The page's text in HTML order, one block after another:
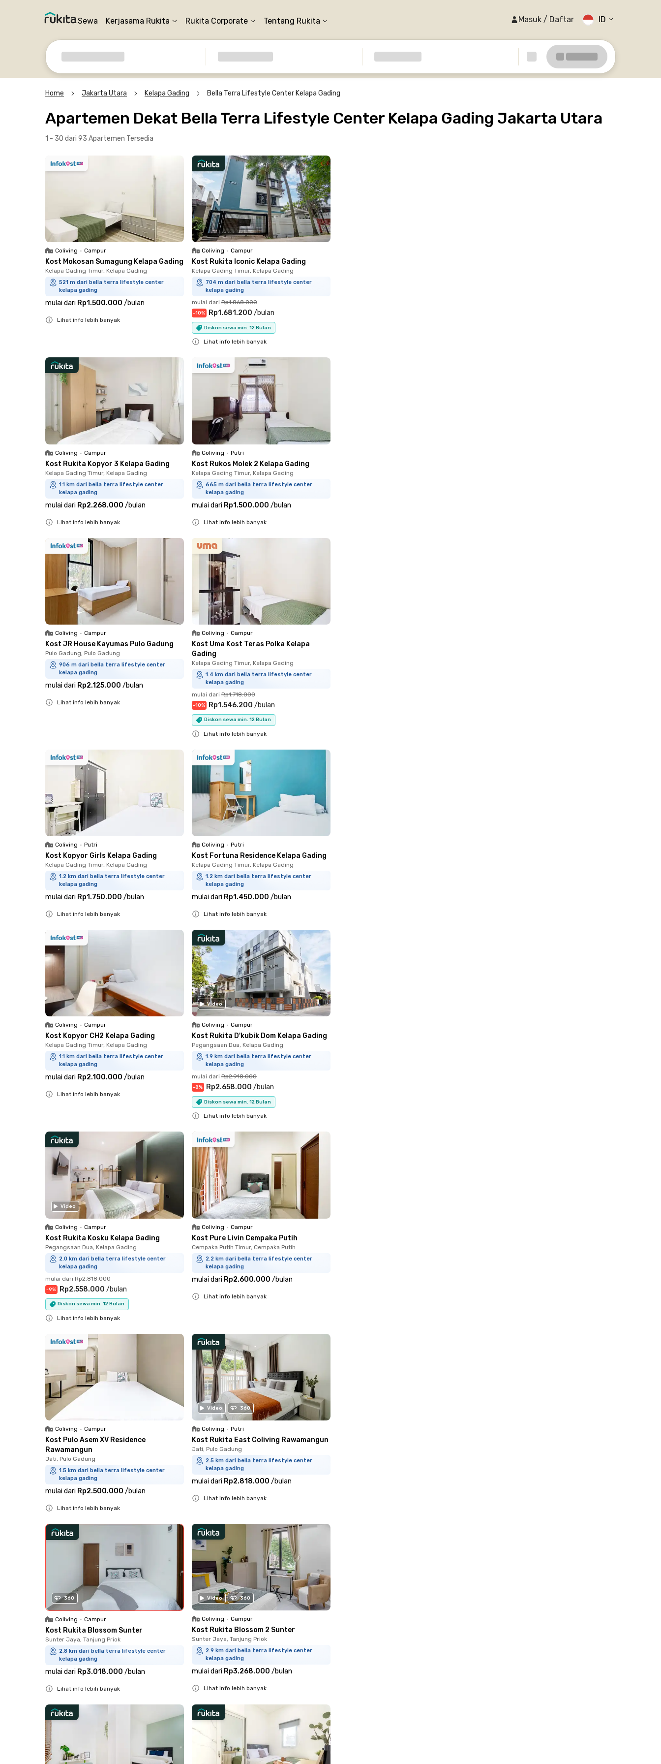
Sewa Kerjasama Rukita Rukita Corporate Tentang Rukita Masuk / Daftar ID
Home Jakarta Utara Kelapa Gading Bella Terra Lifestyle Center Kelapa Gading
Apartemen Dekat Bella Terra Lifestyle Center Kelapa Gading Jakarta Utara
1 - 30 dari 93 Apartemen Tersedia
Coliving • Campur
Kost Mokosan Sumagung Kelapa Gading
Kelapa Gading Timur, Kelapa Gading
521 m dari bella terra lifestyle center
kelapa gading
mulai dari Rp1.500.000 /bulan
Lihat info lebih banyak
Coliving • Campur
Kost Rukita Iconic Kelapa Gading
Kelapa Gading Timur, Kelapa Gading
704 m dari bella terra lifestyle center
kelapa gading
mulai dari Rp1.868.000
-10% Rp1.681.200 /bulan
Diskon sewa min. 12 Bulan
Lihat info lebih banyak
Coliving • Campur
Kost Rukita Kopyor 3 Kelapa Gading
Kelapa Gading Timur, Kelapa Gading
1.1 km dari bella terra lifestyle center
kelapa gading
mulai dari Rp2.268.000 /bulan
Lihat info lebih banyak
Coliving • Putri
Kost Rukos Molek 2 Kelapa Gading
Kelapa Gading Timur, Kelapa Gading
665 m dari bella terra lifestyle center
kelapa gading
mulai dari Rp1.500.000 /bulan
Lihat info lebih banyak
Coliving • Campur
Kost JR House Kayumas Pulo Gadung
Pulo Gadung, Pulo Gadung
906 m dari bella terra lifestyle center
kelapa gading
mulai dari Rp2.125.000 /bulan
Lihat info lebih banyak
Coliving • Campur
Kost Uma Kost Teras Polka Kelapa
Gading
Kelapa Gading Timur, Kelapa Gading
1.4 km dari bella terra lifestyle center
kelapa gading
mulai dari Rp1.718.000
-10% Rp1.546.200 /bulan
Diskon sewa min. 12 Bulan
Lihat info lebih banyak
Coliving • Putri
Kost Kopyor Girls Kelapa Gading
Kelapa Gading Timur, Kelapa Gading
1.2 km dari bella terra lifestyle center
kelapa gading
mulai dari Rp1.750.000 /bulan
Lihat info lebih banyak
Coliving • Putri
Kost Fortuna Residence Kelapa Gading
Kelapa Gading Timur, Kelapa Gading
1.2 km dari bella terra lifestyle center
kelapa gading
mulai dari Rp1.450.000 /bulan
Lihat info lebih banyak
Coliving • Campur
Kost Kopyor CH2 Kelapa Gading
Kelapa Gading Timur, Kelapa Gading
1.1 km dari bella terra lifestyle center
kelapa gading
mulai dari Rp2.100.000 /bulan
Lihat info lebih banyak
Video
Coliving • Campur
Kost Rukita D'kubik Dom Kelapa Gading
Pegangsaan Dua, Kelapa Gading
1.9 km dari bella terra lifestyle center
kelapa gading
mulai dari Rp2.918.000
-8% Rp2.658.000 /bulan
Diskon sewa min. 12 Bulan
Lihat info lebih banyak
Video
Coliving • Campur
Kost Rukita Kosku Kelapa Gading
Pegangsaan Dua, Kelapa Gading
2.0 km dari bella terra lifestyle center
kelapa gading
mulai dari Rp2.818.000
-9% Rp2.558.000 /bulan
Diskon sewa min. 12 Bulan
Lihat info lebih banyak
Coliving • Campur
Kost Pure Livin Cempaka Putih
Cempaka Putih Timur, Cempaka Putih
2.2 km dari bella terra lifestyle center
kelapa gading
mulai dari Rp2.600.000 /bulan
Lihat info lebih banyak
Coliving • Campur
Kost Pulo Asem XV Residence
Rawamangun
Jati, Pulo Gadung
1.5 km dari bella terra lifestyle center
kelapa gading
mulai dari Rp2.500.000 /bulan
Lihat info lebih banyak
Video 360
Coliving • Putri
Kost Rukita East Coliving Rawamangun
Jati, Pulo Gadung
2.5 km dari bella terra lifestyle center
kelapa gading
mulai dari Rp2.818.000 /bulan
Lihat info lebih banyak
360
Coliving • Campur
Kost Rukita Blossom Sunter
Sunter Jaya, Tanjung Priok
2.8 km dari bella terra lifestyle center
kelapa gading
mulai dari Rp3.018.000 /bulan
Lihat info lebih banyak
Video 360
Coliving • Campur
Kost Rukita Blossom 2 Sunter
Sunter Jaya, Tanjung Priok
2.9 km dari bella terra lifestyle center
kelapa gading
mulai dari Rp3.268.000 /bulan
Lihat info lebih banyak